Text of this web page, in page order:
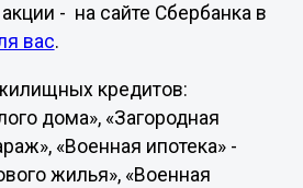
- на сайте Сбербанка в
вас.
кредитов:
дома», «Загородная
«Военная ипотека» -
жилья», «Военная